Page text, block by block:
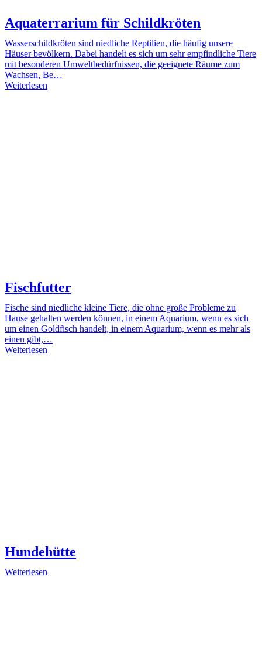
Aquaterrarium für Schildkröten
Wasserschildkröten sind niedliche Reptilien, die häufig unsere
Häuser bevölkern. Dabei handelt es sich um sehr empfindliche Tiere
mit besonderen Umweltbedürfnissen, die geeignete Räume zum
Wachsen, Be…
Weiterlesen
Fischfutter
Fische sind niedliche kleine Tiere, die ohne große Probleme zu
Hause gehalten werden können, in einem Aquarium, wenn es sich
um einen Goldfisch handelt, in einem Aquarium, wenn es mehr als
einen gibt,…
Weiterlesen
Hundehütte
Weiterlesen